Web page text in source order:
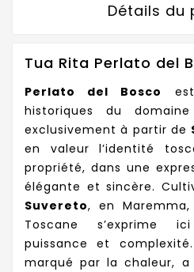
Détails du
Tua Rita Perlato del
Perlato del Bosco
historiques du domaine
exclusivement à partir de
en valeur l’identité
propriété, dans une
élégante et sincère.
Suvereto, en
Toscane s’exprime
puissance et
marqué par la chaleur,